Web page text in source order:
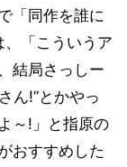
「同作を誰に
「こういうア
結局さっしー
ん!”とかやっ
～!」と指原の
おすすめした